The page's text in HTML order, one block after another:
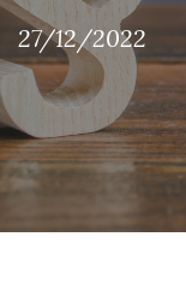
27/12/2022